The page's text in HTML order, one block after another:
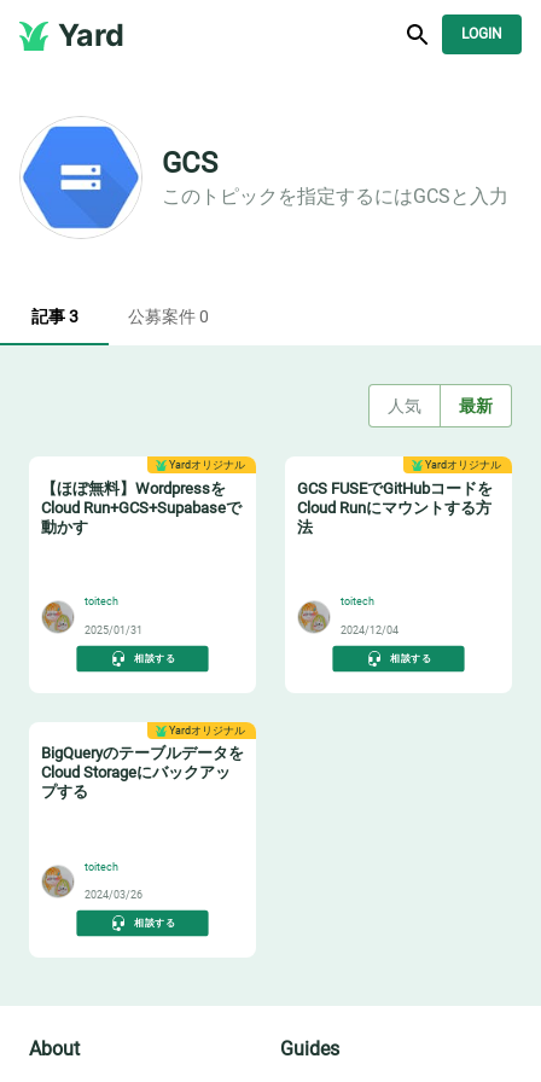
Yard LOGIN
GCS
このトピックを指定するにはGCS と入力
記事 3 公募案件 0
人気 最新
Yardオリジナル
【ほぼ無料】Wordpressを
Cloud Run+GCS+Supabaseで
動かす
toitech
2025/01/31
相談する
Yardオリジナル
GCS FUSEでGitHubコードを
Cloud Runにマウントする方
法
toitech
2024/12/04
相談する
Yardオリジナル
BigQueryのテーブルデータを
Cloud Storageにバックアッ
プする
toitech
2024/03/26
相談する
About Guides